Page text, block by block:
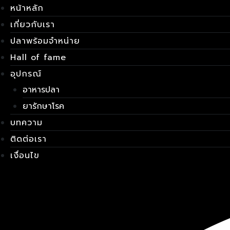
Skip
to
content
หน้าหลัก
เกี่ยวกับเรา
ปลาพร้อมจำหน่าย
Hall of fame
อุปกรณ์
อาหารปลา
ยารักษาโรค
บทความ
ติดต่อเรา
เงื่อนไข
เมนู